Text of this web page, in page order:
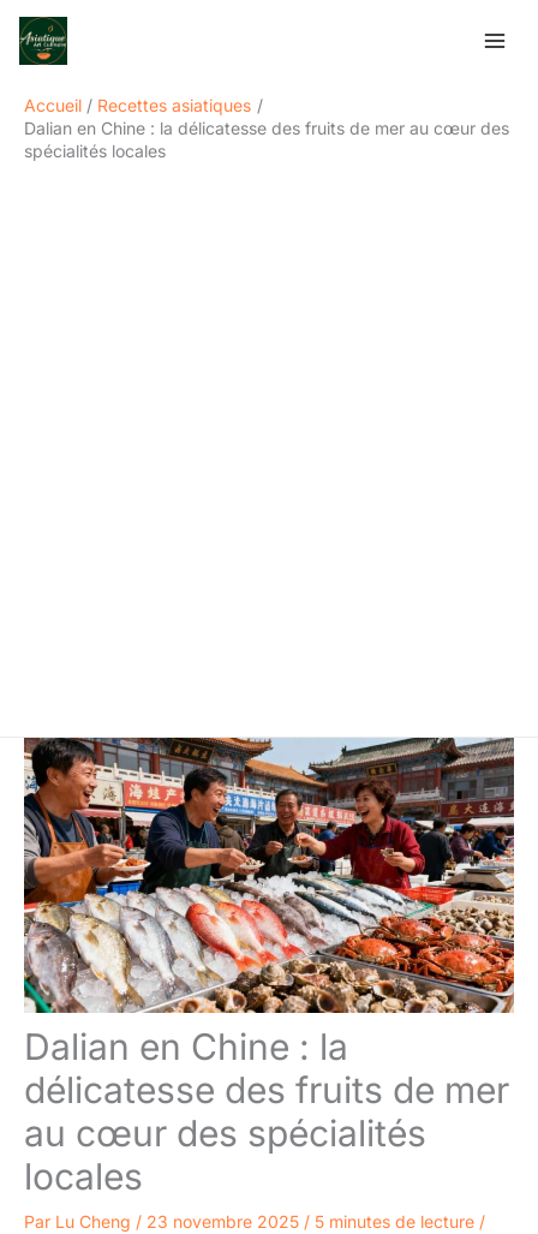
Aller
Accueil
Recettes asiatiques
Dalian en Chine : la délicatesse des fruits de mer au cœur des
spécialités locales
Dalian en Chine : la
délicatesse des fruits de mer
au cœur des spécialités
locales
Par Lu Cheng / 23 novembre 2025 / 5 minutes de lecture /
Rechercher